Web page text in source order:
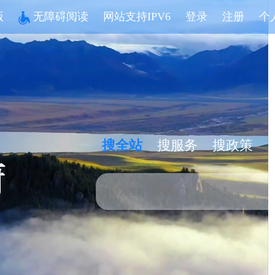
无障碍阅读 网站支持IPV6 登录 注册 个
搜全站 搜服务 搜政策